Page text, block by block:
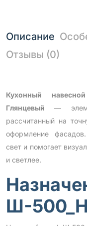
Описание
Отзывы (0)
Кухонный
Глянцевый —
рассчитанный на
оформление
свет и помогает
и светлее.
Ш-